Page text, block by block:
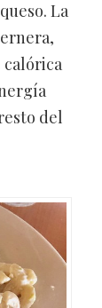
La
calórica
del